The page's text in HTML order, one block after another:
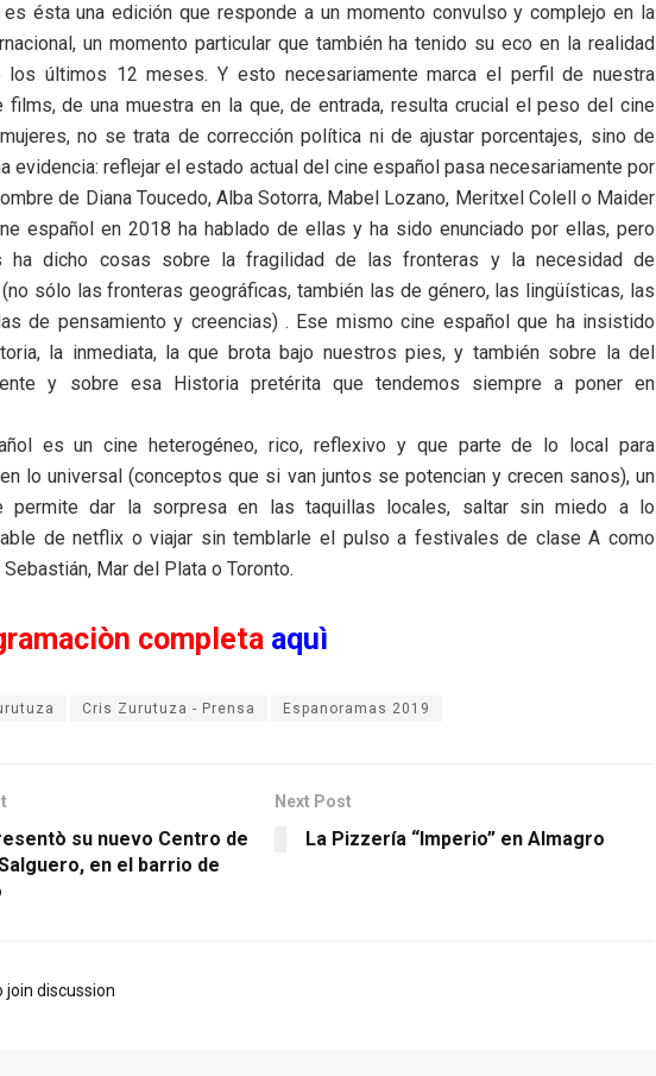
es ésta una edición que responde a un momento convulso y complejo en la
un momento particular que también ha tenido su eco en la realidad
los últimos 12 meses. Y esto necesariamente marca el perfil de nuestra
films, de una muestra en la que, de entrada, resulta crucial el peso del cine
no se trata de corrección política ni de ajustar porcentajes, sino de
evidencia: reflejar el estado actual del cine español pasa necesariamente por
de Diana Toucedo, Alba Sotorra, Mabel Lozano, Meritxel Colell o Maider
español en 2018 ha hablado de ellas y ha sido enunciado por ellas, pero
ha dicho cosas sobre la fragilidad de las fronteras y la necesidad de
sólo las fronteras geográficas, también las de género, las lingüísticas, las
de pensamiento y creencias) . Ese mismo cine español que ha insistido
la inmediata, la que brota bajo nuestros pies, y también sobre la del
y sobre esa Historia pretérita que tendemos siempre a poner en
es un cine heterogéneo, rico, reflexivo y que parte de lo local para
lo universal (conceptos que si van juntos se potencian y crecen sanos), un
permite dar la sorpresa en las taquillas locales, saltar sin miedo a lo
de netflix o viajar sin temblarle el pulso a festivales de clase A como
Sebastián, Mar del Plata o Toronto.
completa aquì
Cris Zurutuza - Prensa Espanoramas 2019
su nuevo Centro de
en el barrio de
Next Post
La Pizzería “Imperio” en Almagro
join discussion